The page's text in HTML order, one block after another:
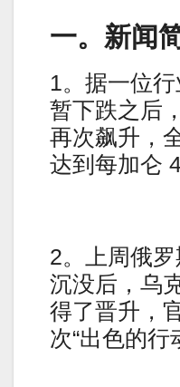
一。新闻
1。据一位
暂下跌之后
再次飙升，
达到每加仑
2。上周俄
沉没后，乌
得了晋升，
次“出色的行